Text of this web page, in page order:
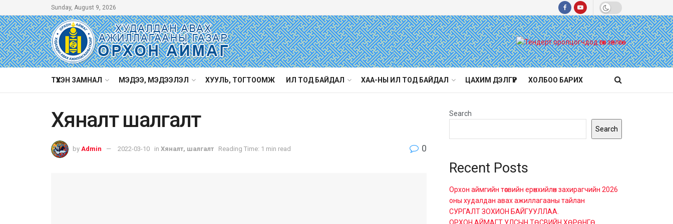
Sunday, August 9, 2026
ТҮҮХЭН ЗАМНАЛ МЭДЭЭ, МЭДЭЭЛЭЛ ХУУЛЬ, ТОГТООМЖ ИЛ ТОД БАЙДАЛ ХАА-НЫ ИЛ ТОД БАЙДАЛ ЦАХИМ ДЭЛГҮҮР ХОЛБОО БАРИХ
Хяналт шалгалт
by Admin 2022-03-10 in Хяналт, шалгалт Reading Time: 1 min read 0
Search
Search
Recent Posts
Орхон аймгийн төсвийн ерөнхийлөн захирагчийн 2026
оны худалдан авах ажиллагааны тайлан
СУРГАЛТ ЗОХИОН БАЙГУУЛЛАА.
ОРХОН АЙМАГТ УЛСЫН ТӨСВИЙН ХӨРӨНГӨ